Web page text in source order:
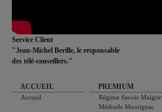
Service Client
"Jean-Michel Berille, le responsable
des télé-conseillers."
ACCUEIL
Accueil
PREMIUM
Régime Savoir Maigrir
Méthode Montignac